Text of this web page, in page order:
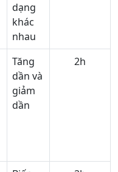
dạng
khác
nhau
Tăng
dần và
giảm
dần
2h